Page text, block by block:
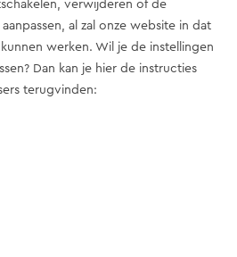
verwijderen of de
al zal onze website in dat
werken. Wil je de instellingen
Dan kan je hier de instructies
terugvinden: